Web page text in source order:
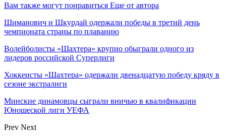
Вам также могут понравиться Еще от автора
Шиманович и Шкурдай одержали победы в третий день
чемпионата страны по плаванию
Волейболисты «Шахтера» крупно обыграли одного из
лидеров российской Суперлиги
Хоккеисты «Шахтера» одержали двенадцатую победу кряду в
сезоне экстралиги
Минские динамовцы сыграли вничью в квалификации
Юношеской лиги УЕФА
Prev Next